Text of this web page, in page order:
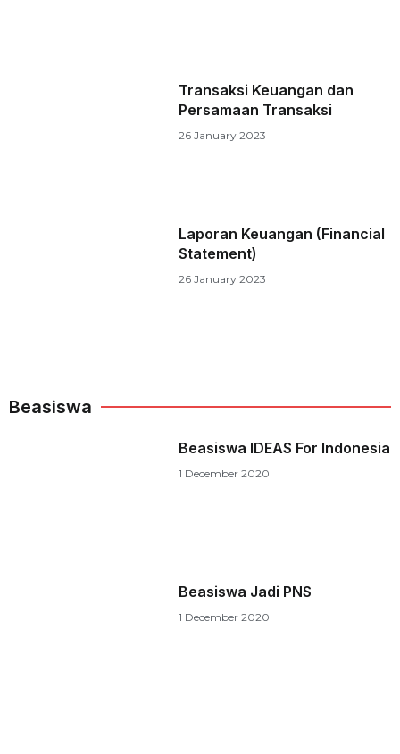
Transaksi Keuangan dan
Persamaan Transaksi
26 January 2023
Laporan Keuangan (Financial
Statement)
26 January 2023
Beasiswa
Beasiswa IDEAS For Indonesia
1 December 2020
Beasiswa Jadi PNS
1 December 2020